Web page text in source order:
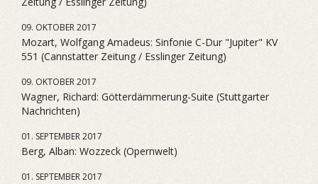
09. OKTOBER 2017
Mozart, Wolfgang Amadeus: Sinfonie C-Dur "Jupiter" KV
551 (Cannstatter Zeitung / Esslinger Zeitung)
09. OKTOBER 2017
Wagner, Richard: Götterdämmerung-Suite (Stuttgarter
Nachrichten)
01. SEPTEMBER 2017
Berg, Alban: Wozzeck (Opernwelt)
01. SEPTEMBER 2017